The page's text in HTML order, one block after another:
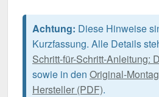
Achtung: Diese Hinweise
Kurzfassung. Alle Details
Schritt-für-Schritt-Anleitung:
sowie in den Original-
Hersteller (PDF).